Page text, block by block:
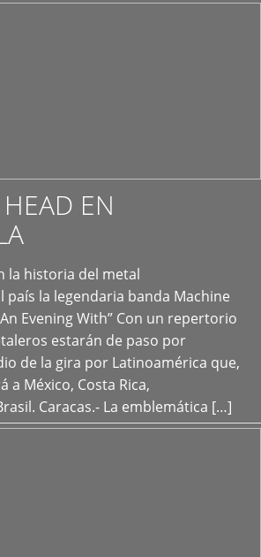
EN
la historia del metal
país la legendaria banda Machine
Evening With” Con un repertorio
estarán de paso por
de la gira por Latinoamérica que,
a México, Costa Rica,
Caracas.- La emblemática […]
+